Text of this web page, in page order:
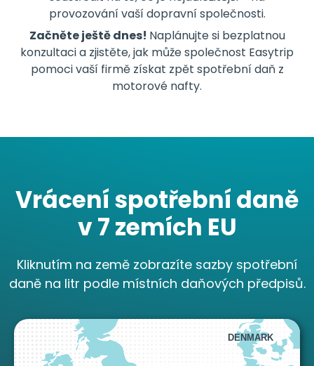
provozování vaší dopravní společnosti.
Začněte ještě dnes! Naplánujte si bezplatnou
konzultaci a zjistěte, jak může společnost Easytrip
pomoci vaší firmě získat zpět spotřební daň z
motorové nafty.
Vrácení spotřební daně
v 7 zemích EU
Kliknutím na země zobrazíte sazby spotřební
daně na litr podle místních daňových předpisů.
DENMARK
NORWAY